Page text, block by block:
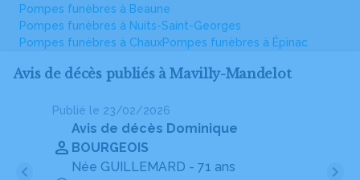
Pompes funèbres à Beaune
Pompes funèbres à Nuits-Saint-Georges
Pompes funèbres à ChauxPompes funèbres à Épinac
Avis de décès publiés à Mavilly-Mandelot
Publié le 23/02/2026
Avis de décès Dominique
BOURGEOIS
Née GUILLEMARD - 71 ans